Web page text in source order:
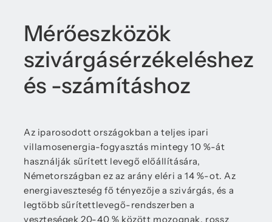
Mérőeszközök
szivárgásérzékeléshez
és -számításhoz
Az iparosodott országokban a teljes ipari
villamosenergia-fogyasztás mintegy 10 %-át
használják sűrített levegő előállítására,
Németországban ez az arány eléri a 14 %-ot. Az
energiaveszteség fő tényezője a szivárgás, és a
legtöbb sűrítettlevegő-rendszerben a
veszteségek 20-40 % között mozognak, rossz